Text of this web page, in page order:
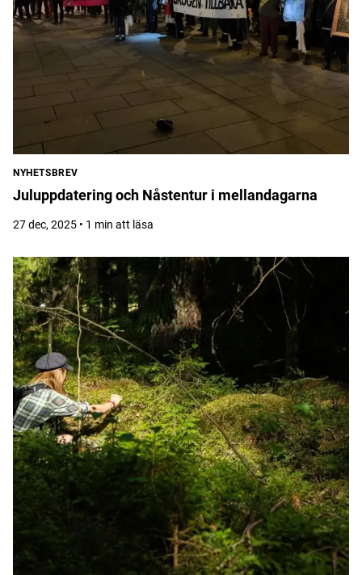
NYHETSBREV
Juluppdatering och Nåstentur i mellandagarna
27 dec, 2025 • 1 min att läsa